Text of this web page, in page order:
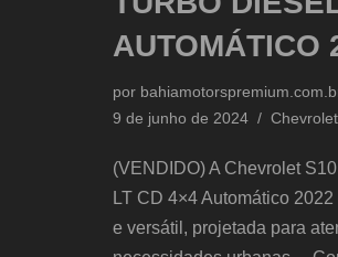
AUTOMÁTICO
por
9 de junho de 2024
Chevrolet
(VENDIDO) A Chevrolet
LT CD 4×4 Automático
e versátil, projetada para